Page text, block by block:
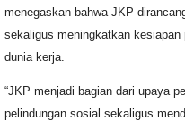
menegaskan bahwa JKP
sekaligus meningkatkan
dunia kerja.
“JKP menjadi bagian dari upaya
pelindungan sosial sekaligus